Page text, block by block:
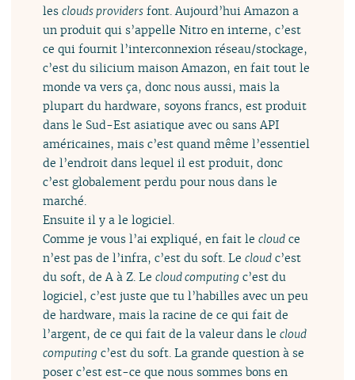
lesclouds providers font. Aujourd’hui Amazon a
un produit qui s’appelle Nitro en interne, c’est
ce qui fournit l’interconnexion réseau/stockage,
c’est du silicium maison Amazon, en fait tout le
monde va vers ça, donc nous aussi, mais la
plupart du hardware, soyons francs, est produit
dans le Sud-Est asiatique avec ou sans API
américaines, mais c’est quand même l’essentiel
de l’endroit dans lequel il est produit, donc
c’est globalement perdu pour nous dans le
marché.
Ensuite il y a le logiciel.
Comme je vous l’ai expliqué, en fait lecloud ce
n’est pas de l’infra, c’est du soft. Lecloud c’est
du soft, de A à Z. Lecloud computing c’est du
logiciel, c’est juste que tu l’habilles avec un peu
de hardware, mais la racine de ce qui fait de
l’argent, de ce qui fait de la valeur dans lecloud
computing c’est du soft. La grande question à se
poser c’est est-ce que nous sommes bons en